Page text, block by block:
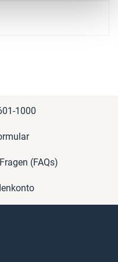
1000
(FAQs)